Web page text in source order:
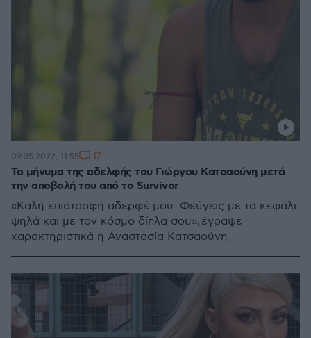
Το μήνυμα της αδελφής του Γιώργου Κατσαούνη μετά
την αποβολή του από το Survivor
«Καλή επιστροφή αδερφέ μου. Φεύγεις με το κεφάλι
ψηλά και με τον κόσμο δίπλα σου», έγραψε
χαρακτηριστικά η Αναστασία Κατσαούνη
09.05.2022, 11:55 17